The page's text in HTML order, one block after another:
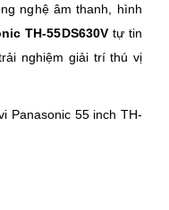
nghệ âm thanh, hình
TH-55DS630Vtự tin
nghiệm giải trí thú vị
Panasonic 55 inch TH-